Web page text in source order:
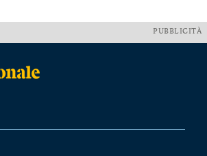
PUBBLICITÀ